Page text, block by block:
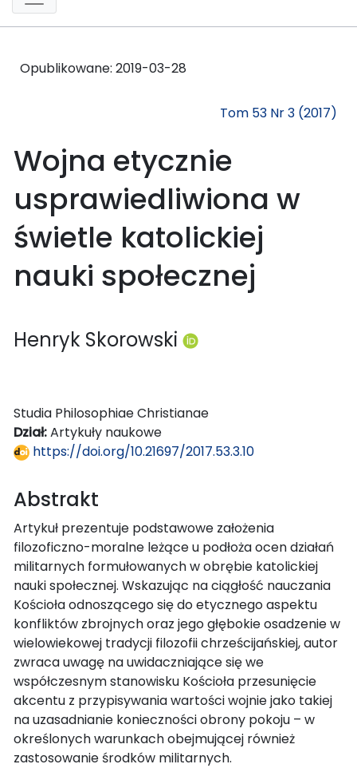
Opublikowane: 2019-03-28
Tom 53 Nr 3 (2017)
Wojna etycznie
usprawiedliwiona w
świetle katolickiej
nauki społecznej
Henryk Skorowski
Studia Philosophiae Christianae
Dział:Artykuły naukowe
https://doi.org/10.21697/2017.53.3.10
Abstrakt
Artykuł prezentuje podstawowe założenia
filozoficzno-moralne leżące u podłoża ocen działań
militarnych formułowanych w obrębie katolickiej
nauki społecznej. Wskazując na ciągłość nauczania
Kościoła odnoszącego się do etycznego aspektu
konfliktów zbrojnych oraz jego głębokie osadzenie w
wielowiekowej tradycji filozofii chrześcijańskiej, autor
zwraca uwagę na uwidaczniające się we
współczesnym stanowisku Kościoła przesunięcie
akcentu z przypisywania wartości wojnie jako takiej
na uzasadnianie konieczności obrony pokoju – w
określonych warunkach obejmującej również
zastosowanie środków militarnych.